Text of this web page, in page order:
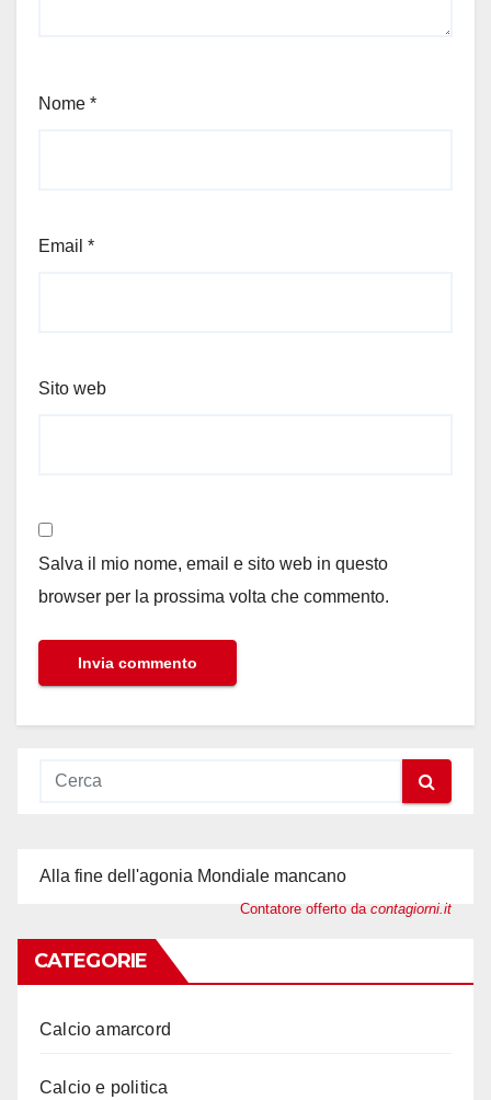
Nome *
Email *
Sito web
Salva il mio nome, email e sito web in questo
browser per la prossima volta che commento.
Alla fine dell'agonia Mondiale mancano
Contatore offerto da contagiorni.it
CATEGORIE
Calcio amarcord
Calcio e politica